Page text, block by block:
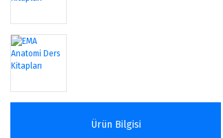
Ürün Bilgisi